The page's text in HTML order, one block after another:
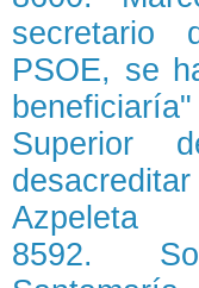
secretario
PSOE, se
Superior
Azpeleta
8592.